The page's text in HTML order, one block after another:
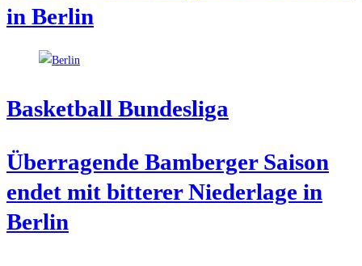
in Berlin
Bas­ket­ball Bundesliga
Über­ra­gen­de Bam­ber­ger Sai­son
endet mit bit­te­rer Nie­der­la­ge in
Berlin